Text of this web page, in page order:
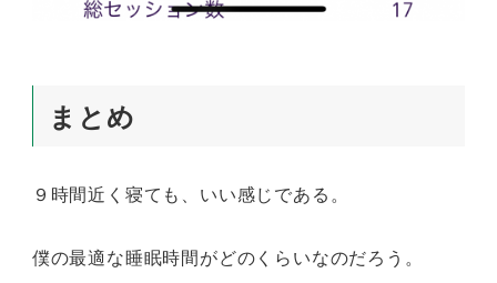
まとめ
９時間近く寝ても、いい感じである。
僕の最適な睡眠時間がどのくらいなのだろう。